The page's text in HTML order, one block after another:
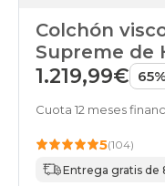
Colchón
Supreme de
1.219,99€
Cuota 12 meses
5(104)
Entrega gratis de